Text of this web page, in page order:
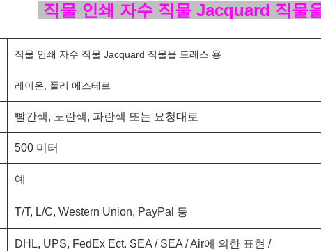
직물 인쇄 자수 직물 Jacquard 직물
직물 인쇄 자수 직물 Jacquard 직물을 드레스 용
레이온, 폴리 에스테르
빨간색, 노란색, 파란색 또는 요청대로
500 미터
예
T/T, L/C, Western Union, PayPal 등
DHL, UPS, FedEx Ect. SEA / SEA / Air에 의한 표현 /